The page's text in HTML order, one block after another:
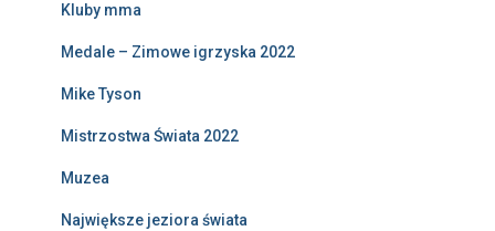
Kluby mma
Medale – Zimowe igrzyska 2022
Mike Tyson
Mistrzostwa Świata 2022
Muzea
Największe jeziora świata